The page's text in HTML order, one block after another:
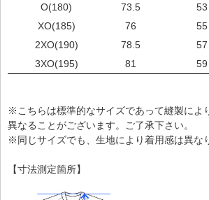
O(180)
73.5 53
XO(185)
76 55
2XO(190)
78.5 57
3XO(195)
81 59
※こちらは標準的なサイズであって縫製によ
異なることがございます。ご了承下さい。
※同じサイズでも、生地により着用感は異な
【寸法測定箇所】